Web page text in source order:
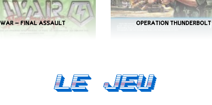
Le Jeu
WAR – FINAL ASSAULT OPERATION THUNDERBOLT